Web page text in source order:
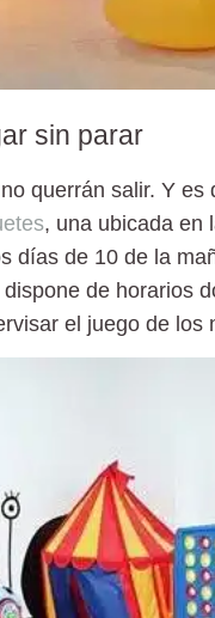
sin parar
querrán salir. Y
, una ubicada en
días de 10 de la
de horarios
el juego de los